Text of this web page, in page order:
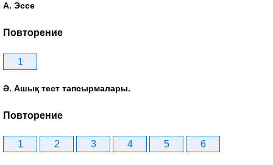
А. Эссе
Повторение
1
Ә. Ашық тест тапсырмалары.
Повторение
1 2 3 4 5 6